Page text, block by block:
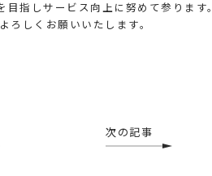
指しサービス向上に努めて参ります。
しくお願いいたします。
次の記事